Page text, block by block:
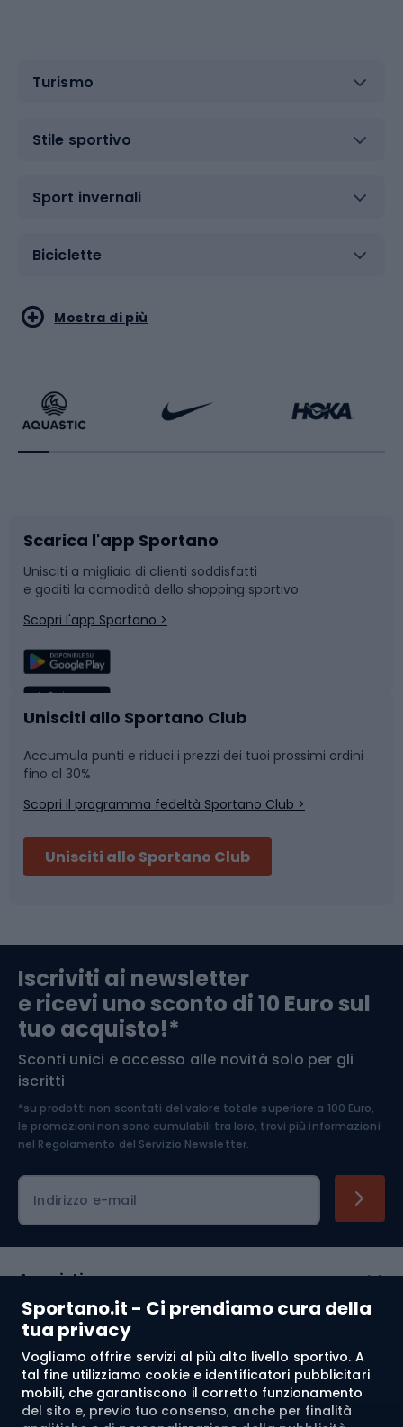
Sportano.it - Ci prendiamo cura della
tua privacy
Vogliamo offrire servizi al più alto livello sportivo. A
tal fine utilizziamo cookie e identificatori pubblicitari
mobili, che garantiscono il corretto funzionamento
del sito e, previo tuo consenso, anche per finalità
Turismo
Stile sportivo
Sport invernali
Biciclette
Sport acquatici
Bikepacking
Bushcraft
Corsa
Sport di squadra
Caschi da ciclismo
Skitouring
Abbigliamento da escursionismo
Sport di arti marziali
Sport con le racchette
Slitte e slittini
Snowboard
Camminata nordica
Nuoto
Pattinaggio
Componenti per biciclette
Arrampicata
Medicina dello sport
Abbigliamento ciclistico
Mostra di più
Scarica l'app Sportano
Unisciti a migliaia di clienti soddisfatti
e goditi la comodità dello shopping sportivo
Scopri l'app Sportano >
Unisciti allo Sportano Club
Accumula punti e riduci i prezzi dei tuoi prossimi ordini
fino al 30%
Scopri il programma fedeltà Sportano Club >
Unisciti allo Sportano Club
Iscriviti ai newsletter
e ricevi uno sconto di 10 Euro sul
tuo acquisto!*
Sconti unici e accesso alle novità solo per gli
iscritti
*su prodotti non scontati del valore totale superiore a 100 Euro,
le promozioni non sono cumulabili tra loro, trovi più informazioni
nel Regolamento del Servizio Newsletter.
Indirizzo e-mail
Acquisti
Servizio clienti
Regolamento
Chi siamo